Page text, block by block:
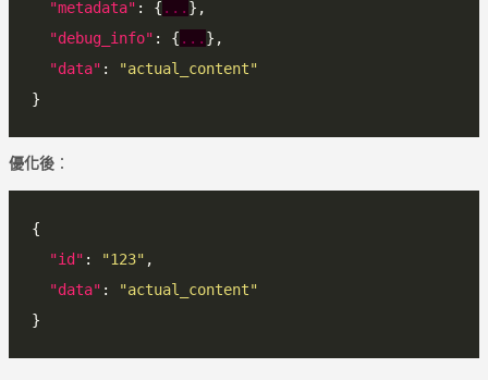
"metadata" : { ...
"debug_info" : { ...
"data" :
"actual_content"
優化後 ：
"id" : "123"
"data" :
"actual_content"